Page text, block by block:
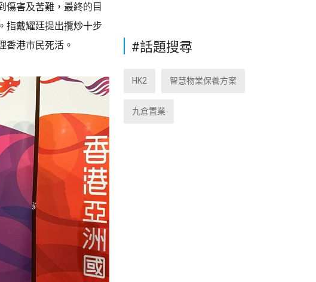
傷害及苦難，最終的目
指戴耀廷提出攬炒十步
香港市民死活。
#話題搜尋
HK2 智慧物業保養方案
九倉置業